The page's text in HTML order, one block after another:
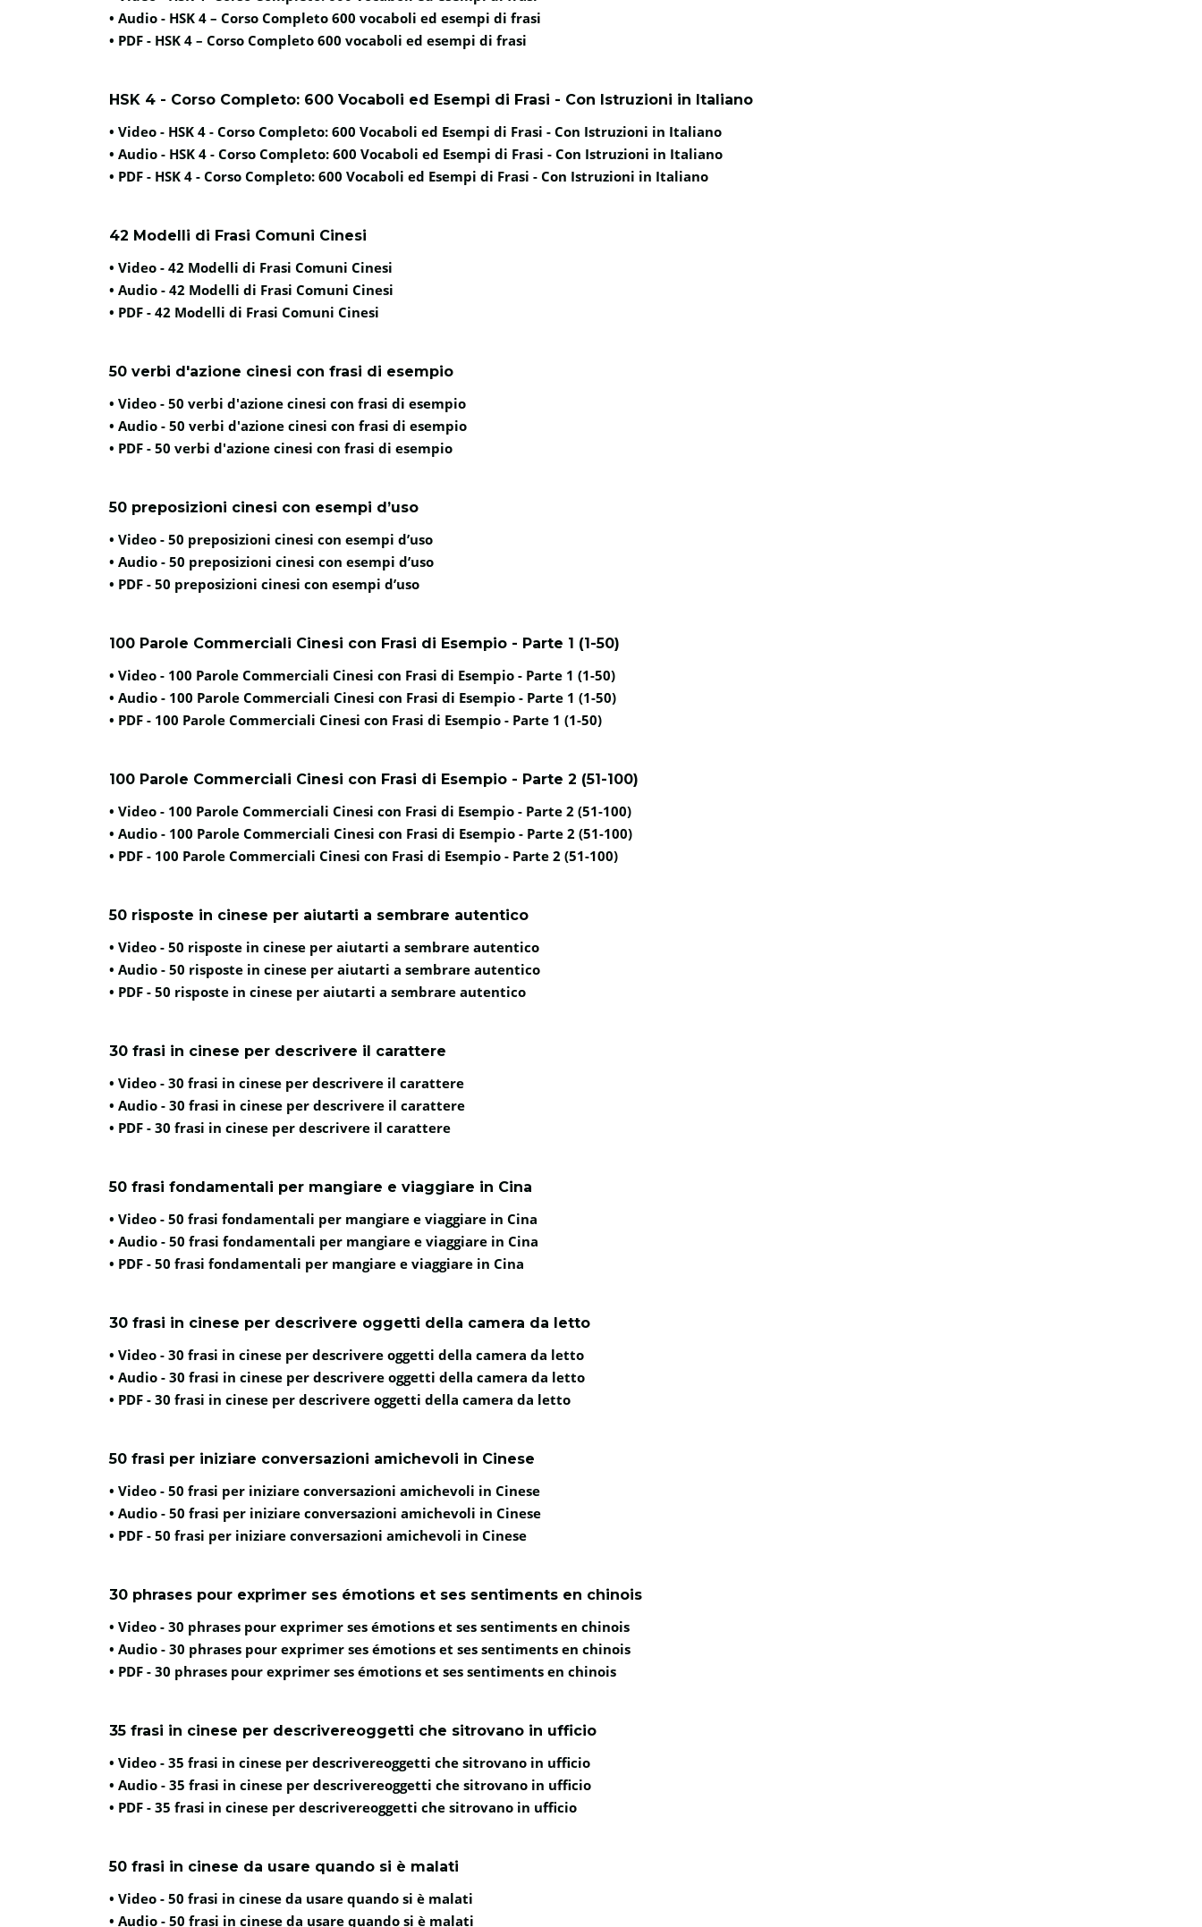
• Audio - HSK 4 – Corso Completo 600 vocaboli ed esempi di frasi
• PDF - HSK 4 – Corso Completo 600 vocaboli ed esempi di frasi
HSK 4 - Corso Completo: 600 Vocaboli ed Esempi di Frasi - Con Istruzioni in Italiano
• Video - HSK 4 - Corso Completo: 600 Vocaboli ed Esempi di Frasi - Con Istruzioni in Italiano
• Audio - HSK 4 - Corso Completo: 600 Vocaboli ed Esempi di Frasi - Con Istruzioni in Italiano
• PDF - HSK 4 - Corso Completo: 600 Vocaboli ed Esempi di Frasi - Con Istruzioni in Italiano
42 Modelli di Frasi Comuni Cinesi
• Video - 42 Modelli di Frasi Comuni Cinesi
• Audio - 42 Modelli di Frasi Comuni Cinesi
• PDF - 42 Modelli di Frasi Comuni Cinesi
50 verbi d'azione cinesi con frasi di esempio
• Video - 50 verbi d'azione cinesi con frasi di esempio
• Audio - 50 verbi d'azione cinesi con frasi di esempio
• PDF - 50 verbi d'azione cinesi con frasi di esempio
50 preposizioni cinesi con esempi d’uso
• Video - 50 preposizioni cinesi con esempi d’uso
• Audio - 50 preposizioni cinesi con esempi d’uso
• PDF - 50 preposizioni cinesi con esempi d’uso
100 Parole Commerciali Cinesi con Frasi di Esempio - Parte 1 (1-50)
• Video - 100 Parole Commerciali Cinesi con Frasi di Esempio - Parte 1 (1-50)
• Audio - 100 Parole Commerciali Cinesi con Frasi di Esempio - Parte 1 (1-50)
• PDF - 100 Parole Commerciali Cinesi con Frasi di Esempio - Parte 1 (1-50)
100 Parole Commerciali Cinesi con Frasi di Esempio - Parte 2 (51-100)
• Video - 100 Parole Commerciali Cinesi con Frasi di Esempio - Parte 2 (51-100)
• Audio - 100 Parole Commerciali Cinesi con Frasi di Esempio - Parte 2 (51-100)
• PDF - 100 Parole Commerciali Cinesi con Frasi di Esempio - Parte 2 (51-100)
50 risposte in cinese per aiutarti a sembrare autentico
• Video - 50 risposte in cinese per aiutarti a sembrare autentico
• Audio - 50 risposte in cinese per aiutarti a sembrare autentico
• PDF - 50 risposte in cinese per aiutarti a sembrare autentico
30 frasi in cinese per descrivere il carattere
• Video - 30 frasi in cinese per descrivere il carattere
• Audio - 30 frasi in cinese per descrivere il carattere
• PDF - 30 frasi in cinese per descrivere il carattere
50 frasi fondamentali per mangiare e viaggiare in Cina
• Video - 50 frasi fondamentali per mangiare e viaggiare in Cina
• Audio - 50 frasi fondamentali per mangiare e viaggiare in Cina
• PDF - 50 frasi fondamentali per mangiare e viaggiare in Cina
30 frasi in cinese per descrivere oggetti della camera da letto
• Video - 30 frasi in cinese per descrivere oggetti della camera da letto
• Audio - 30 frasi in cinese per descrivere oggetti della camera da letto
• PDF - 30 frasi in cinese per descrivere oggetti della camera da letto
50 frasi per iniziare conversazioni amichevoli in Cinese
• Video - 50 frasi per iniziare conversazioni amichevoli in Cinese
• Audio - 50 frasi per iniziare conversazioni amichevoli in Cinese
• PDF - 50 frasi per iniziare conversazioni amichevoli in Cinese
30 phrases pour exprimer ses émotions et ses sentiments en chinois
• Video - 30 phrases pour exprimer ses émotions et ses sentiments en chinois
• Audio - 30 phrases pour exprimer ses émotions et ses sentiments en chinois
• PDF - 30 phrases pour exprimer ses émotions et ses sentiments en chinois
35 frasi in cinese per descrivereoggetti che sitrovano in ufficio
• Video - 35 frasi in cinese per descrivereoggetti che sitrovano in ufficio
• Audio - 35 frasi in cinese per descrivereoggetti che sitrovano in ufficio
• PDF - 35 frasi in cinese per descrivereoggetti che sitrovano in ufficio
50 frasi in cinese da usare quando si è malati
• Video - 50 frasi in cinese da usare quando si è malati
• Audio - 50 frasi in cinese da usare quando si è malati